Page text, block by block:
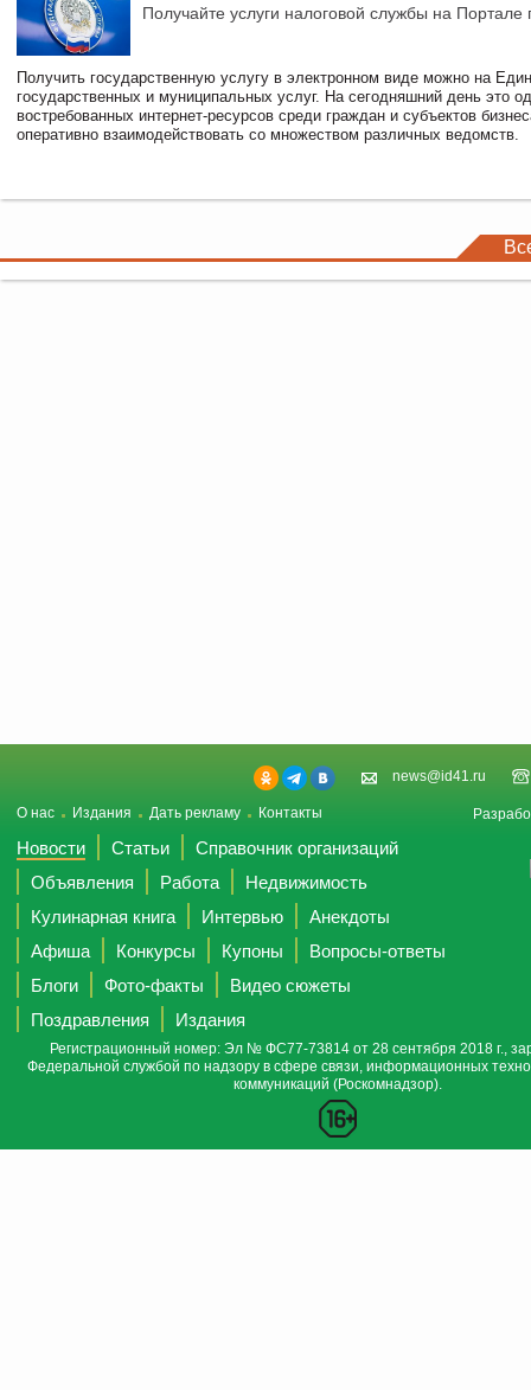
Получайте услуги налоговой службы на Портале
Получить государственную услугу в электронном виде можно на
государственных и муниципальных услуг. На сегодняшний день это
востребованных интернет-ресурсов среди граждан и субъектов
оперативно взаимодействовать со множеством различных ведомств.
news@id41.ru
О нас Издания Дать рекламу Контакты
Новости Статьи
Справочник организаций
Объявления
Работа
Недвижимость
Кулинарная книга
Интервью
Анекдоты
Афиша
Конкурсы Купоны
Вопросы-ответы
Блоги
Фото-факты
Видео сюжеты
Поздравления
Издания
Регистрационный номер: Эл № ФС77-73814 от 28 сентября 2018 г.,
Федеральной службой по надзору в сфере связи, информационных
коммуникаций (Роскомнадзор).